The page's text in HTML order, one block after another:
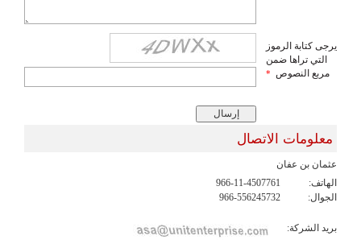
يرجى كتابة الرموز
التي تراها ضمن
مربع النصوص *
معلومات الاتصال
عثمان بن عفان
الهاتف:
966-11-4507761
الجوال:
966-556245732
بريد الشركة: